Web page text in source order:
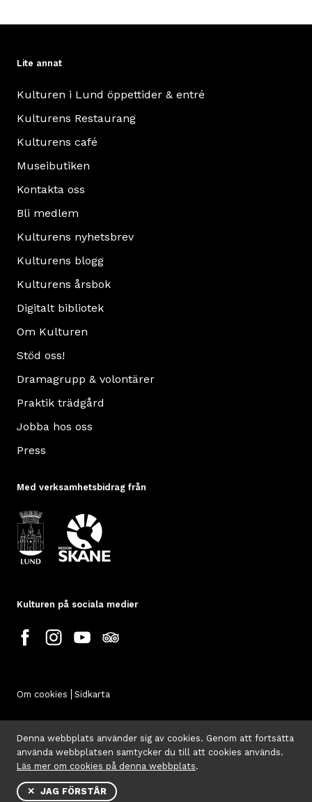
Denna webbplats använder sig av cookies. Genom att fortsätta
använda webbplatsen samtycker du till att cookies används.
Läs mer om cookies på denna webbplats.
✕ JAG FÖRSTÅR
Lite annat
Kulturen i Lund öppettider & entré
Kulturens Restaurang
Kulturens café
Museibutiken
Kontakta oss
Bli medlem
Kulturens nyhetsbrev
Kulturens blogg
Kulturens årsbok
Digitalt bibliotek
Om Kulturen
Stöd oss!
Dramagrupp & volontärer
Praktik trädgård
Jobba hos oss
Press
Med verksamhetsbidrag från
Kulturen på sociala medier
Om cookies Sidkarta